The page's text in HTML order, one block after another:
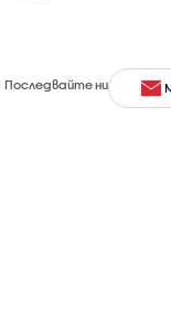
Последвайте ни